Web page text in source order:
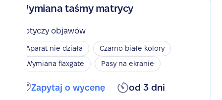
Wymiana taśmy matrycy
Dotyczy objawów
Aparat nie działa
Czarno białe kolory
Wymiana flaxgate
Pasy na ekranie
Zapytaj o wycenę od 3 dni